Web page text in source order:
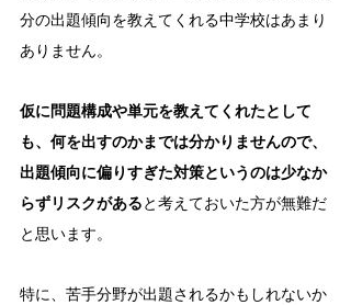
分の出題傾向を教えてくれる中学校はあまり
ありません。
仮に問題構成や単元を教えてくれたとして
も、何を出すのかまでは分かりませんので、
出題傾向に偏りすぎた対策というのは少なか
らずリスクがあると考えておいた方が無難だ
と思います。
特に、苦手分野が出題されるかもしれないか